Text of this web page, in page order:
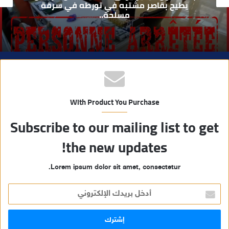
ب
يطيح بقاصر مشتبه في تورطه في سرقة
مسلحة..
With Product You Purchase
Subscribe to our mailing list to get
the new updates!
Lorem ipsum dolor sit amet, consectetur.
خ
ل